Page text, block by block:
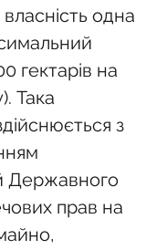
одна
гектарів на
Така
з
Державного
прав на